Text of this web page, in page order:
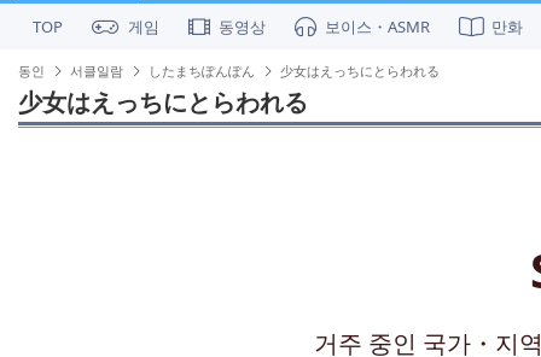
TOP 게임 동영상 보이스・ASMR 만화
동인 서클일람 したまちぽんぽん 少女はえっちにとらわれる
少女はえっちにとらわれる
거주 중인 국가・지